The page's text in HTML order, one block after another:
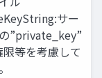
サー
”private_key”
等を考慮して